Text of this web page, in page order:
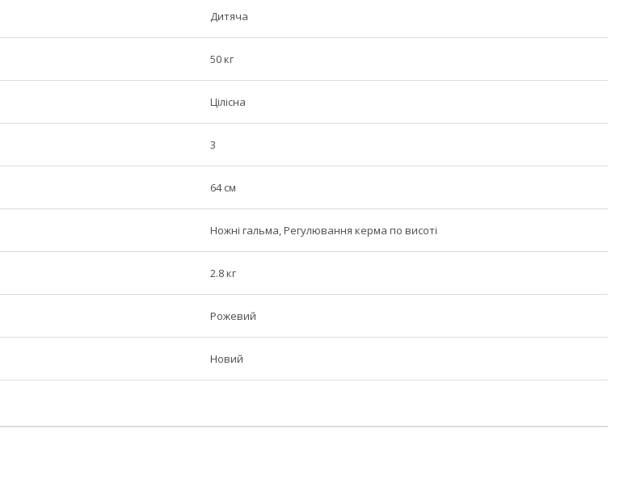
Дитяча
50 кг
Цілісна
3
64 см
Ножні гальма, Регулювання керма по висоті
2.8 кг
Рожевий
Новий